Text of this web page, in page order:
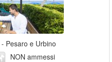
Pesaro e Urbino
NON ammessi